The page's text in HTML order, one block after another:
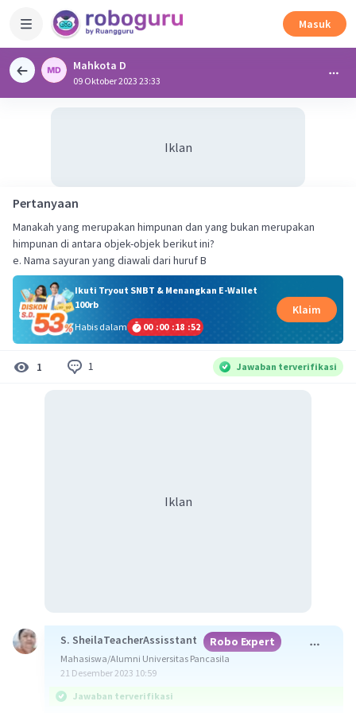
Masuk
Mahkota D
09 Oktober 2023 23:33
Iklan
Pertanyaan
Manakah yang merupakan himpunan dan yang bukan merupakan
himpunan di antara objek-objek berikut ini?
e. Nama sayuran yang diawali dari huruf B
Ikuti Tryout SNBT & Menangkan E-Wallet
100rb
Habis dalam
00 :00 :18 :51
Klaim
1 1 Jawaban terverifikasi
Iklan
S. SheilaTeacherAssisstant Robo Expert
Mahasiswa/Alumni Universitas Pancasila
21 Desember 2023 10:59
Jawaban terverifikasi